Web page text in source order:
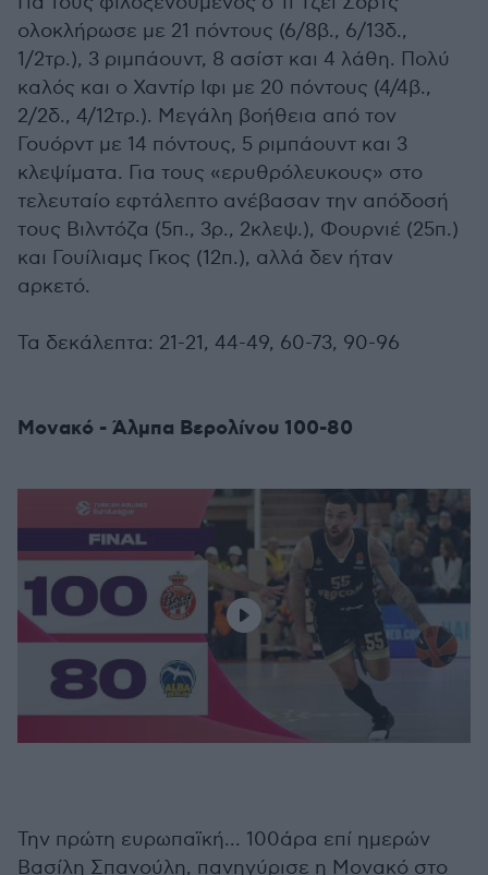
ολοκλήρωσε με 21 πόντους (6/8β., 6/13δ.,
1/2τρ.), 3 ριμπάουντ, 8 ασίστ και 4 λάθη. Πολύ
καλός και ο Χαντίρ Ιφι με 20 πόντους (4/4β.,
2/2δ., 4/12τρ.). Μεγάλη βοήθεια από τον
Γουόρντ με 14 πόντους, 5 ριμπάουντ και 3
κλεψίματα. Για τους «ερυθρόλευκους» στο
τελευταίο εφτάλεπτο ανέβασαν την απόδοσή
τους Βιλντόζα (5π., 3ρ., 2κλεψ.), Φουρνιέ (25π.)
και Γουίλιαμς Γκος (12π.), αλλά δεν ήταν
αρκετό.
Τα δεκάλεπτα: 21-21, 44-49, 60-73, 90-96
Μονακό - Άλμπα Βερολίνου 100-80
Την πρώτη ευρωπαϊκή... 100άρα επί ημερών
Βασίλη Σπανούλη, πανηγύρισε η Μονακό στο